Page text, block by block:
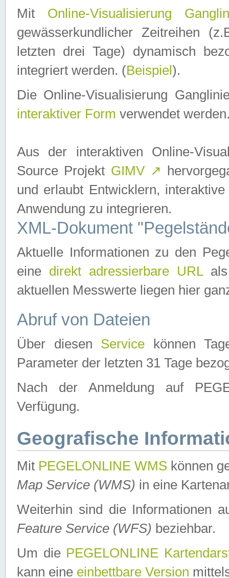
Mit Online-Visualisierung
gewässerkundlicher Zeitreihen
letzten drei Tage) dynamisch
integriert werden. (Beispiel ).
Die Online-Visualisierung
interaktiver Form verwendet
Aus der interaktiven Online-
Source Projekt GIMV ↗
und erlaubt Entwicklern,
Anwendung zu integrieren.
XML-Dokument
Aktuelle Informationen zu den
eine direkt adressierbare URLals
aktuellen Messwerte liegen hier
Abruf von Dateien
Über diesen Service können
Parameter der letzten 31 Tage
Nach der Anmeldung auf
Verfügung.
Geografische
Mit PEGELONLINE WMS können
Map Service (WMS) in eine
Weiterhin sind die Informationen
Feature Service (WFS) beziehbar.
Um die PEGELONLINE
kann eine einbettbare Version